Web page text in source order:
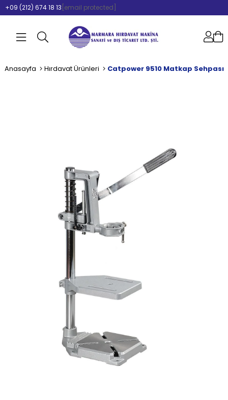
+09 (212) 674 18 13 [email protected]
Anasayfa Hırdavat Ürünleri Catpower 9510 Matkap Sehpası